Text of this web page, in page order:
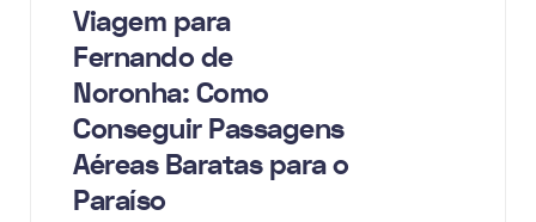
Viagem para
Fernando de
Noronha: Como
Conseguir Passagens
Aéreas Baratas para o
Paraíso